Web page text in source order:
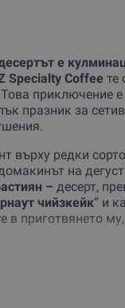
е
Specialty Coffee те
приключение
празник за
върху редки
на
–десерт,
чийзкейк“ и
в приготвянето
е пиршество за